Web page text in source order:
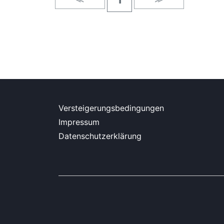
Versteigerungsbedingungen
Impressum
Datenschutzerklärung